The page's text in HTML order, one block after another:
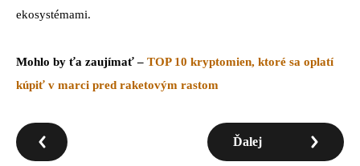
ekosystémami.
Mohlo by ťa zaujímať – TOP 10 kryptomien, ktoré sa oplatí
kúpiť v marci pred raketovým rastom
Ďalej